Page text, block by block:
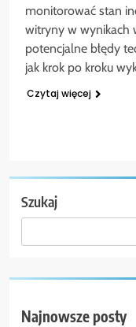
monitorować stan
witryny w wynikach
potencjalne błędy
jak krok po kroku
Czytaj więcej
Szukaj
Najnowsze posty